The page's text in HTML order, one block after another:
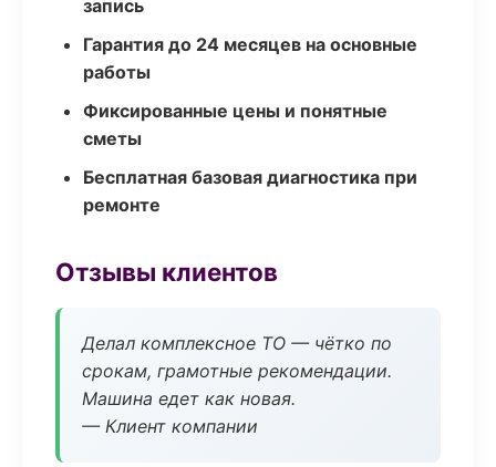
запись
Гарантия до 24 месяцев на основные
работы
Фиксированные цены и понятные
сметы
Бесплатная базовая диагностика при
ремонте
Отзывы клиентов
Делал комплексное ТО — чётко по
срокам, грамотные рекомендации.
Машина едет как новая.
— Клиент компании